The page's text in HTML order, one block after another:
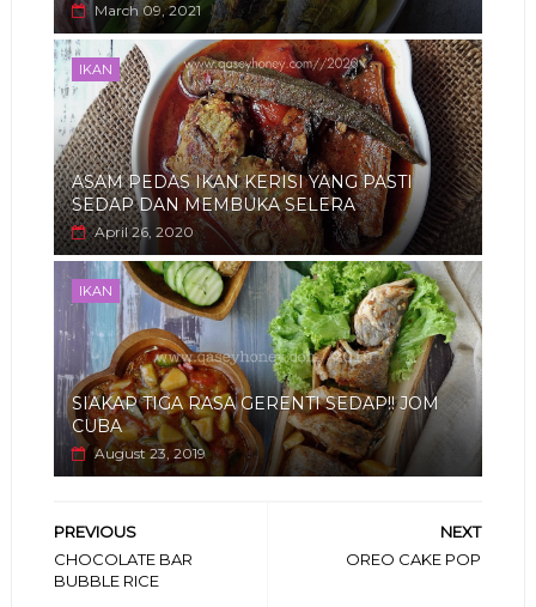
March 09, 2021
IKAN
ASAM PEDAS IKAN KERISI YANG PASTI
SEDAP DAN MEMBUKA SELERA
April 26, 2020
IKAN
SIAKAP TIGA RASA GERENTI SEDAP!! JOM
CUBA
August 23, 2019
NEXT
OREO CAKE POP
PREVIOUS
CHOCOLATE BAR
BUBBLE RICE